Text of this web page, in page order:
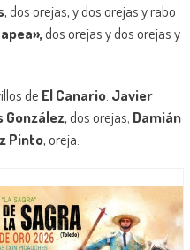
, dos orejas, y dos orejas y rabo
dos orejas y dos orejas y
de El Canario. Javier
González, dos orejas; Damián
Pinto, oreja.